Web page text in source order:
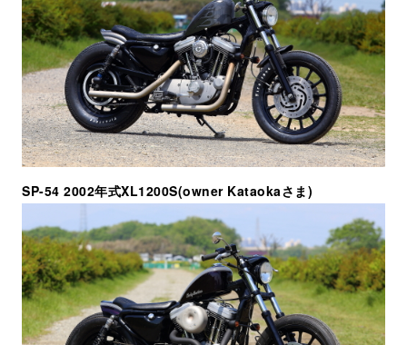
SP-54 2002年式XL1200S(owner Kataokaさま)